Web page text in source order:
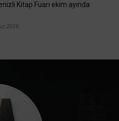
Kitap Fuarı ekim ayında
2026